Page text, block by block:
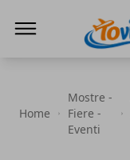
Home
Mostre -
Fiere -
Eventi